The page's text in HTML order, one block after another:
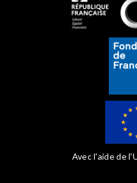
Avec l'aide de